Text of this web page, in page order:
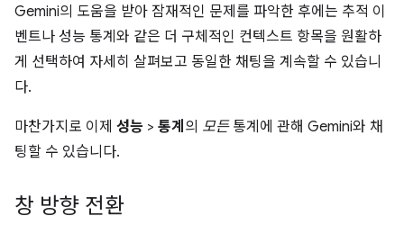
Gemini의 도움을 받아 잠재적인 문제를 파악한 후에는 추적 이
벤트나 성능 통계와 같은 더 구체적인 컨텍스트 항목을 원활하
게 선택하여 자세히 살펴보고 동일한 채팅을 계속할 수 있습니
다.
마찬가지로 이제 성능 > 통계 의 모든통계에 관해 Gemini와 채
팅할 수 있습니다.
창 방향 전환